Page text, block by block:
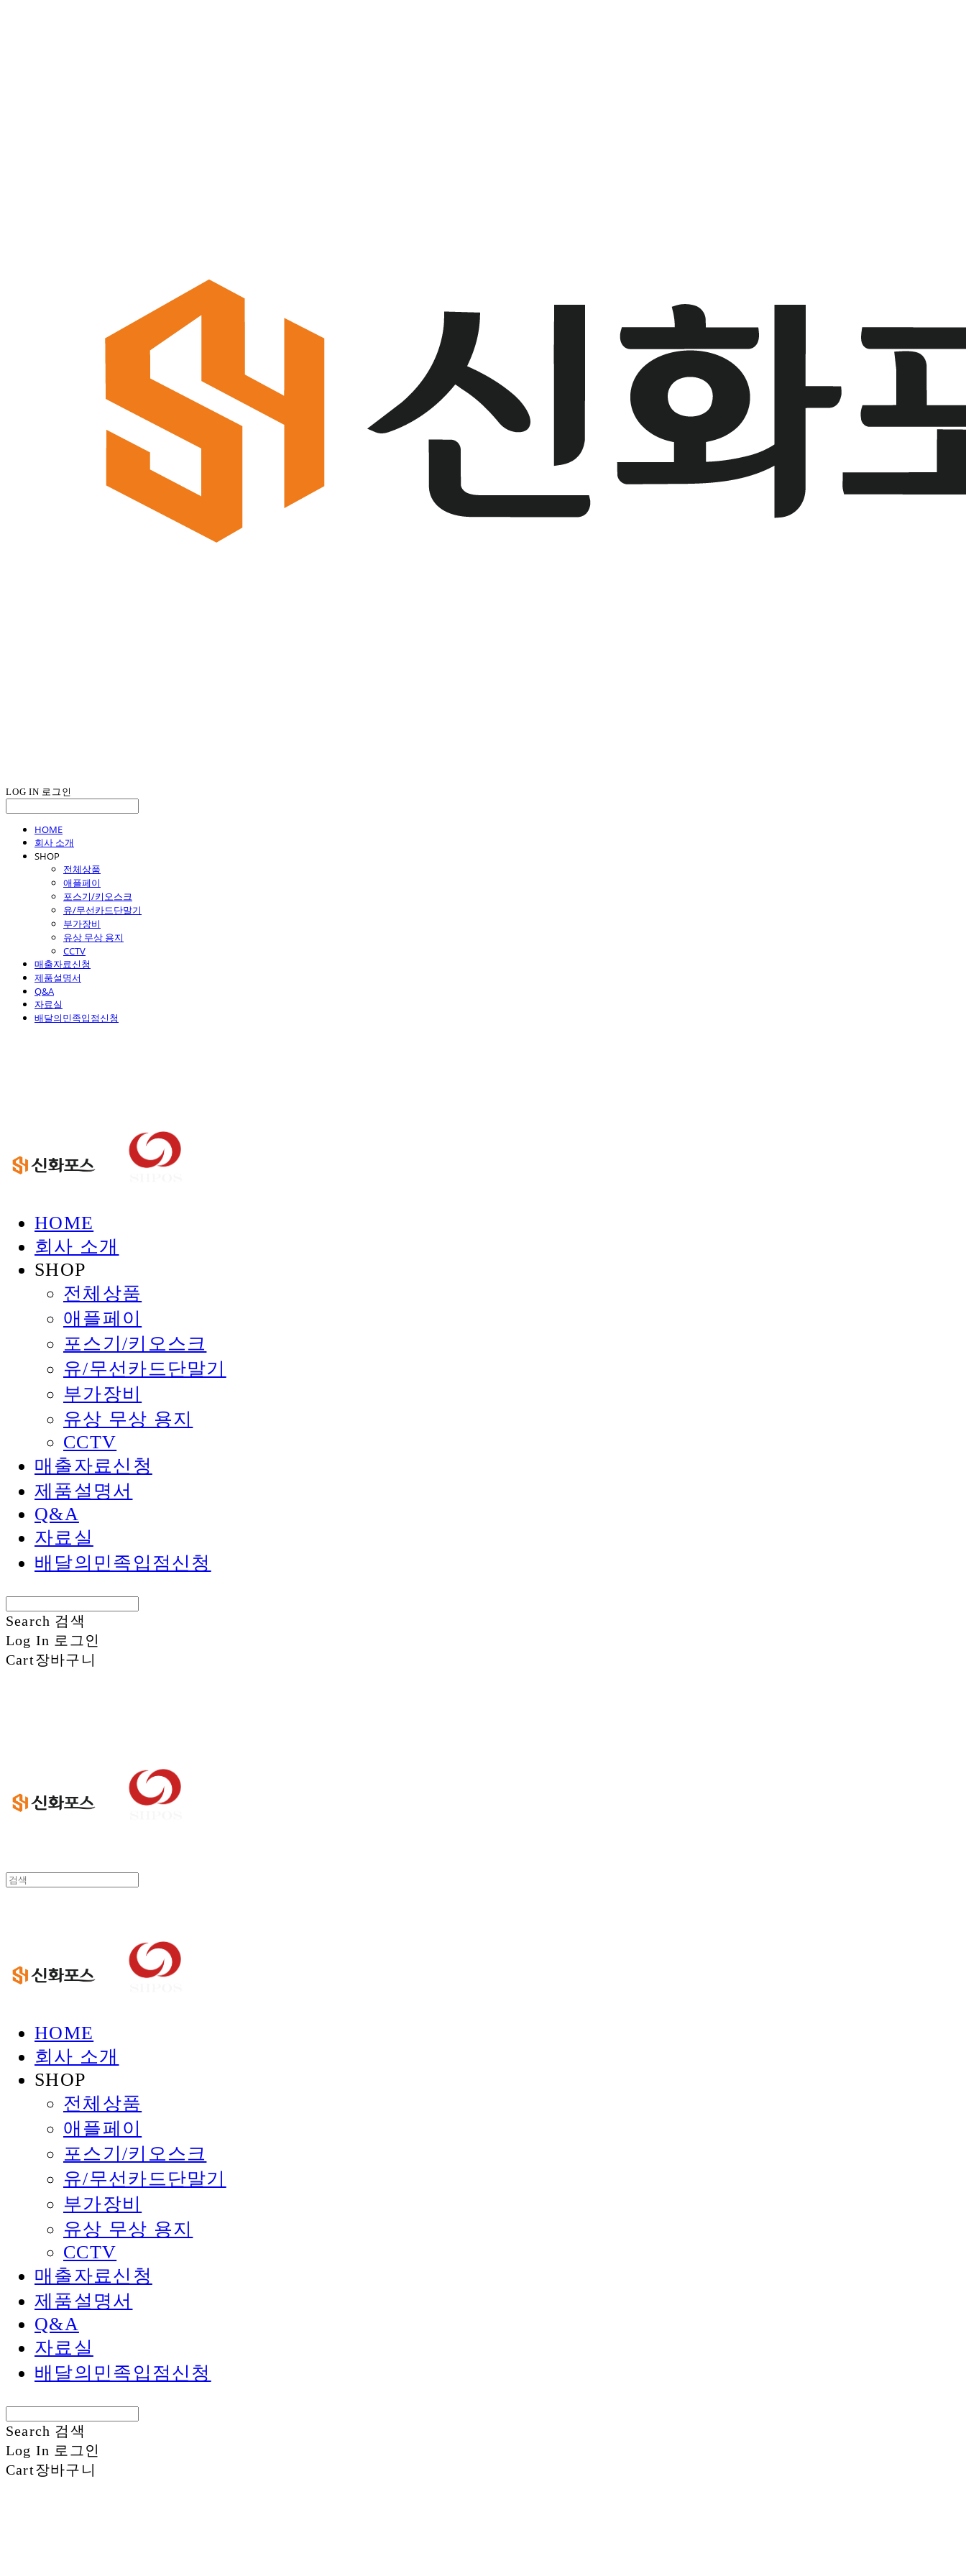
LOG IN 로그인
HOME
회사 소개
SHOP
전체상품
애플페이
포스기/키오스크
유/무선카드단말기
부가장비
유상 무상 용지
CCTV
매출자료신청
제품설명서
Q&A
자료실
배달의민족입점신청
HOME
회사 소개
SHOP
전체상품
애플페이
포스기/키오스크
유/무선카드단말기
부가장비
유상 무상 용지
CCTV
매출자료신청
제품설명서
Q&A
자료실
배달의민족입점신청
Search 검색
Log In 로그인
Cart장바구니
HOME
회사 소개
SHOP
전체상품
애플페이
포스기/키오스크
유/무선카드단말기
부가장비
유상 무상 용지
CCTV
매출자료신청
제품설명서
Q&A
자료실
배달의민족입점신청
Search 검색
Log In 로그인
Cart장바구니